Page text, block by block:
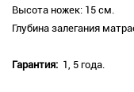
Высота ножек: 15 см.
Глубина залегания
Гарантия: 1, 5 года.